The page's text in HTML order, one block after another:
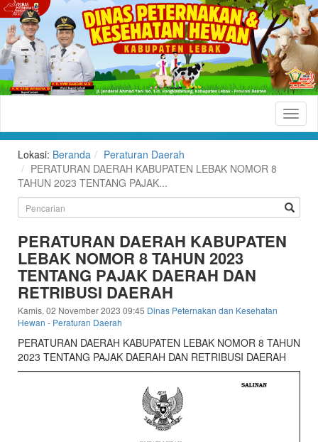
Peternakan
dan
Kesehatan
Hewan
Kabupaten
Situs
Resmi
Dinas
Peternakan
dan
Kesehatan
Hewan
Lokasi: Beranda
Peraturan Daerah
PERATURAN DAERAH KABUPATEN LEBAK NOMOR 8
TAHUN 2023 TENTANG PAJAK...
PERATURAN DAERAH KABUPATEN
LEBAK NOMOR 8 TAHUN 2023
TENTANG PAJAK DAERAH DAN
RETRIBUSI DAERAH
Kamis, 02 November 2023 09:45 Dinas Peternakan dan Kesehatan
Hewan - Peraturan Daerah
PERATURAN DAERAH KABUPATEN LEBAK NOMOR 8 TAHUN
2023 TENTANG PAJAK DAERAH DAN RETRIBUSI DAERAH